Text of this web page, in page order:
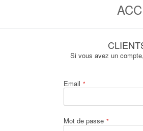
Si vous avez un
Email
Mot de passe